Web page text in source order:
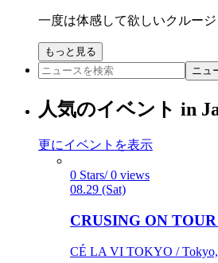
一度は体感して欲しいクルー
もっと見る
ニュ
人気のイベント in
更にイベントを表示
0 Stars/ 0 views
08.29 (Sat)
CRUSING ON
CÉ LA VI TOKYO / Tokyo,